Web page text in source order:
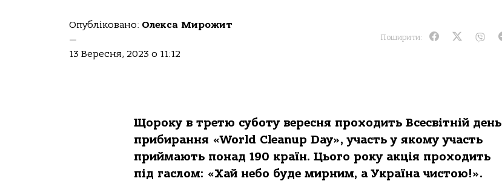
Опубліковано: Олекса Мирожит
—
13 Вересня, 2023 о 11:12
Поширити:
Щороку в третю суботу вересня проходить Всесвітній день
прибирання «World Cleanup Day», участь у якому участь
приймають понад 190 країн. Цього року акція проходить
під гаслом: «Хай небо буде мирним, а Україна чистою!».